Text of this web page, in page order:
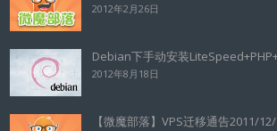
2012年2月26日
Debian下手动安装
2012年8月18日
【微魔部落】VPS迁移通告2011/